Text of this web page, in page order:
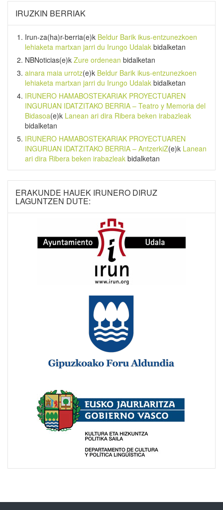
IRUZKIN BERRIAK
Irun-za(ha)r-berria(e)k Beldur Barik ikus-entzunezkoen
lehiaketa martxan jarri du Irungo Udalak bidalketan
NBNoticias(e)k Zure ordenean bidalketan
ainara maia urrotz(e)k Beldur Barik ikus-entzunezkoen
lehiaketa martxan jarri du Irungo Udalak bidalketan
IRUNERO HAMABOSTEKARIAK PROYECTUAREN
INGURUAN IDATZITAKO BERRIA – Teatro y Memoria del
Bidasoa(e)k Lanean ari dira Ribera beken irabazleak
bidalketan
IRUNERO HAMABOSTEKARIAK PROYECTUAREN
INGURUAN IDATZITAKO BERRIA – AntzerkiZ(e)k Lanean
ari dira Ribera beken irabazleak bidalketan
ERAKUNDE HAUEK IRUNERO DIRUZ
LAGUNTZEN DUTE: